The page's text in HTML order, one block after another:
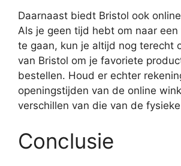
Daarnaast biedt Bristol ook
Als je geen tijd hebt om naar
te gaan, kun je altijd nog terecht
van Bristol om je favoriete
bestellen. Houd er echter
openingstijden van de online
verschillen van die van de
Conclusie